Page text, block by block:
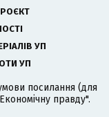
УП
УП
посилання (для
правду".